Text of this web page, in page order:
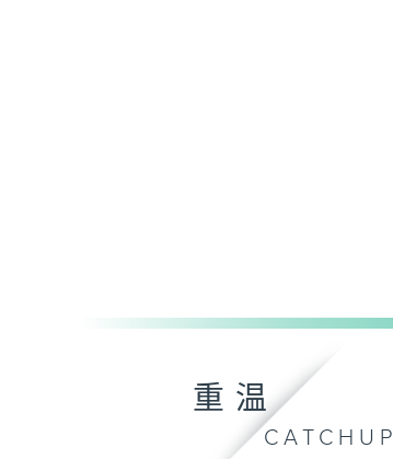
重温
CATCHUP